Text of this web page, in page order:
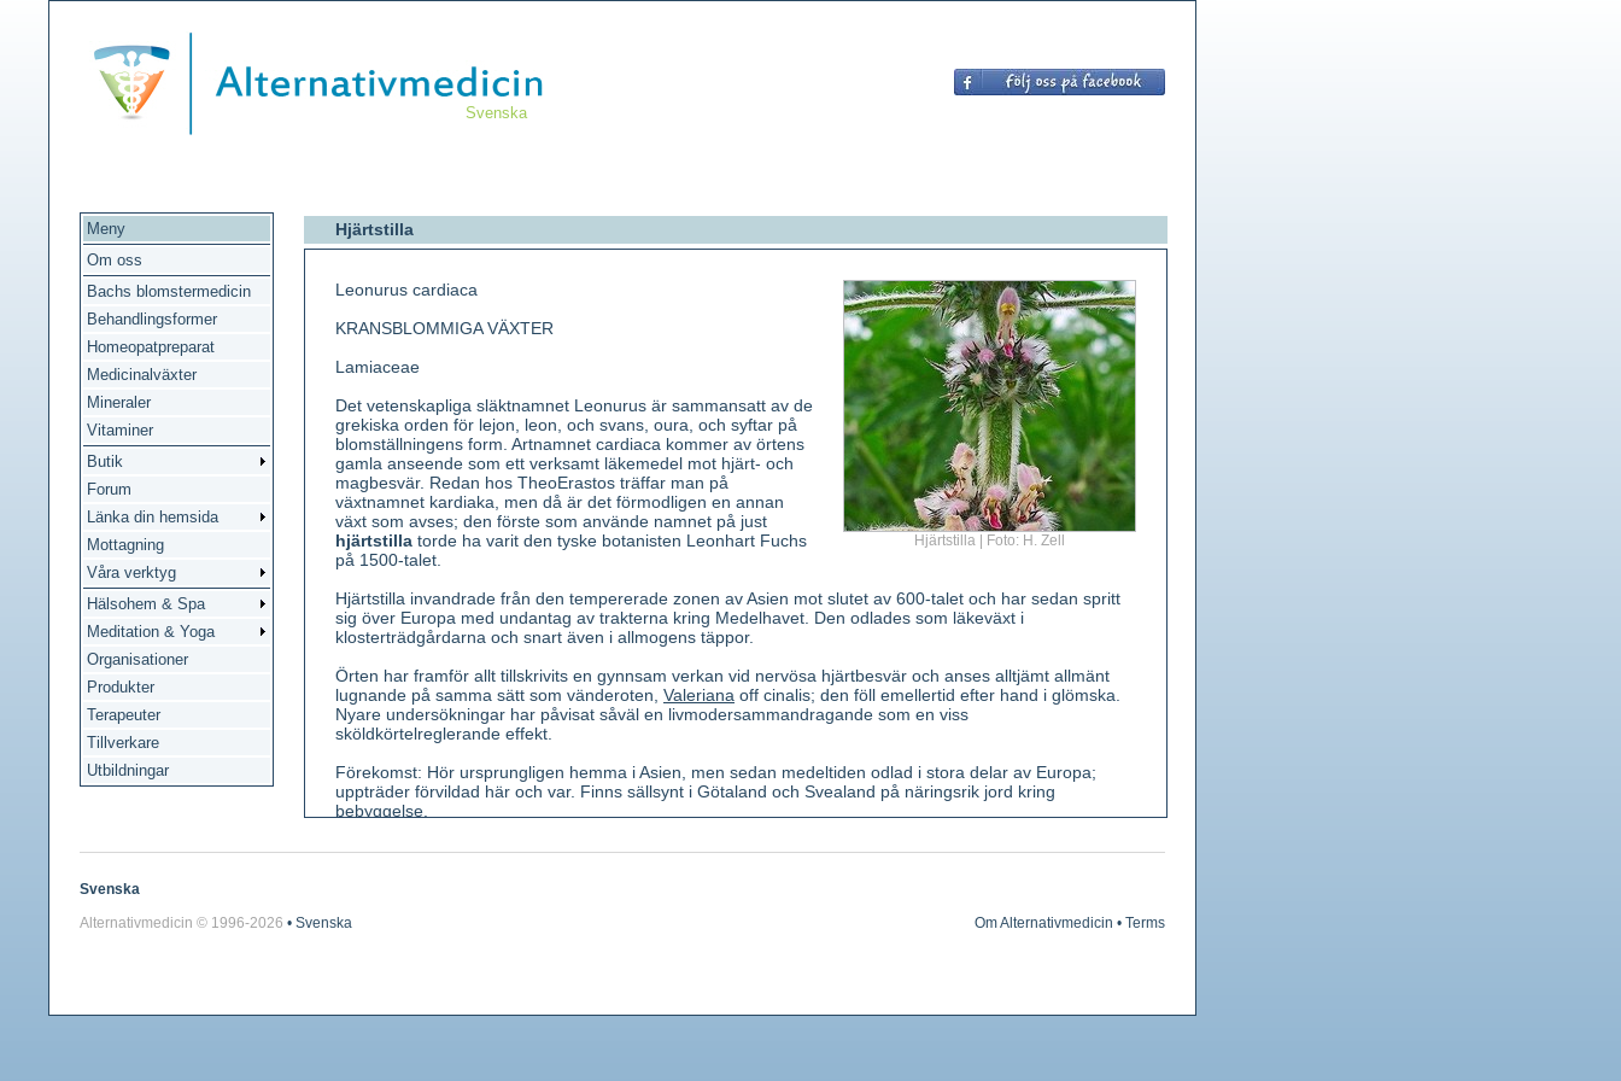
Svenska
Meny
Om oss
Bachs blomstermedicin
Behandlingsformer
Homeopatpreparat
Medicinalväxter
Mineraler
Vitaminer
Butik
Forum
Länka din hemsida
Mottagning
Våra verktyg
Hälsohem & Spa
Meditation & Yoga
Organisationer
Produkter
Terapeuter
Tillverkare
Utbildningar
Hjärtstilla
Hjärtstilla | Foto: H. Zell
Leonurus cardiaca
KRANSBLOMMIGA VÄXTER
Lamiaceae
Det vetenskapliga släktnamnet Leonurus är sammansatt av de
grekiska orden för lejon, leon, och svans, oura, och syftar på
blomställningens form. Artnamnet cardiaca kommer av örtens
gamla anseende som ett verksamt läkemedel mot hjärt- och
magbesvär. Redan hos TheoErastos träffar man på
växtnamnet kardiaka, men då är det förmodligen en annan
växt som avses; den förste som använde namnet på just
hjärtstilla torde ha varit den tyske botanisten Leonhart Fuchs
på 1500-talet.
Hjärtstilla invandrade från den tempererade zonen av Asien mot slutet av 600-talet och har sedan spritt
sig över Europa med undantag av trakterna kring Medelhavet. Den odlades som läkeväxt i
klosterträdgårdarna och snart även i allmogens täppor.
Örten har framför allt tillskrivits en gynnsam verkan vid nervösa hjärtbesvär och anses alltjämt allmänt
lugnande på samma sätt som vänderoten, Valeriana off cinalis; den föll emellertid efter hand i glömska.
Nyare undersökningar har påvisat såväl en livmodersammandragande som en viss
sköldkörtelreglerande effekt.
Förekomst: Hör ursprungligen hemma i Asien, men sedan medeltiden odlad i stora delar av Europa;
uppträder förvildad här och var. Finns sällsynt i Götaland och Svealand på näringsrik jord kring
bebyggelse.
Kännetecken: Flerårig ört, 50-150 cm hög. Stjälk styv. fyrkantig och grenad, med blad utefter hela sin
obehaglig, smak bitter.
Svenska
Alternativmedicin © 1996-2026 • Svenska Om Alternativmedicin • Terms